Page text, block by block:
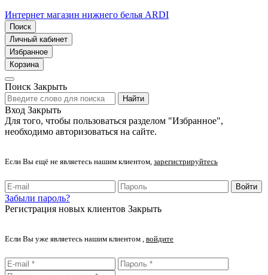
Интернет магазин нижнего белья ARDI
Поиск
Личный кабинет
Избранное
Корзина
Поиск Закрыть
Найти
Вход Закрыть
Для того, чтобы пользоваться разделом "Избранное",
необходимо авторизоваться на сайте.
Если Вы ещё не являетесь нашим клиентом, зарегистрируйтесь
Войти
Забыли пароль?
Регистрация новых клиентов Закрыть
Если Вы уже являетесь нашим клиентом , войдите